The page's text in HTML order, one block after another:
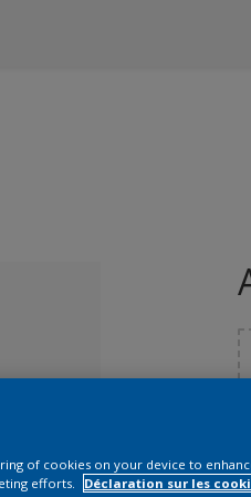
of cookies on your device to
efforts.
Déclaration sur les